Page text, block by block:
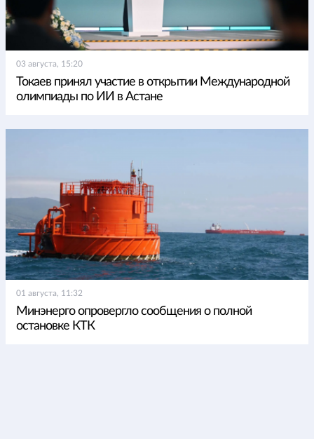
03 августа, 15:20
Токаев принял участие в открытии Международной
олимпиады по ИИ в Астане
01 августа, 11:32
Минэнерго опровергло сообщения о полной
остановке КТК